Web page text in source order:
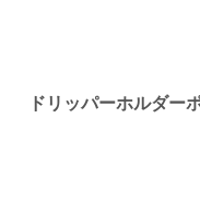
稿ドリッパーホルダー